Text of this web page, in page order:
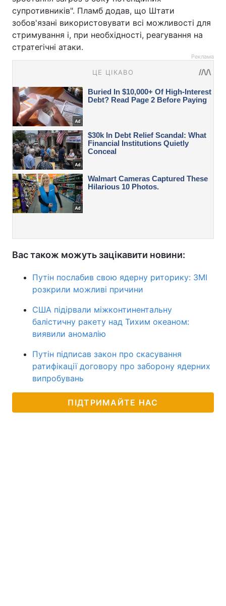
супротивників". Пламб додав, що Штати
зобов'язані використовувати всі можливості для
стримування і, при необхідності, реагування на
стратегічні атаки.
Реклама
Вас також можуть зацікавити новини:
Путін послабив свою ядерну риторику: ЗМІ
розкрили можливі причини
США підірвали міжконтинентальну
балістичну ракету над Тихим океаном:
виявили аномалію
Путін підписав закон про скасування
ратифікації договору про заборону ядерних
випробувань
ПІДТРИМАЙТЕ НАС